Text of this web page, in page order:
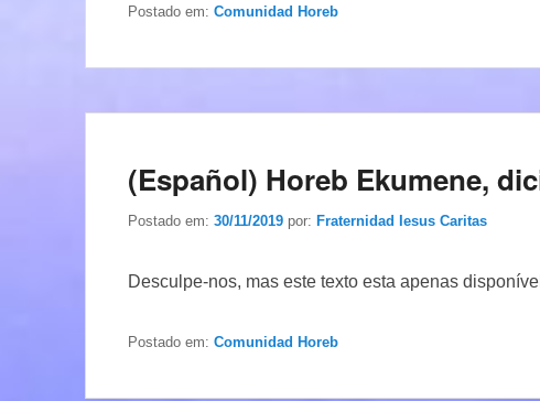
Postado em: Comunidad Horeb
(Español) Horeb Ekumene,
Postado em: 30/11/2019 por: Fraternidad Iesus Caritas
Desculpe-nos, mas este texto esta apenas
Postado em: Comunidad Horeb